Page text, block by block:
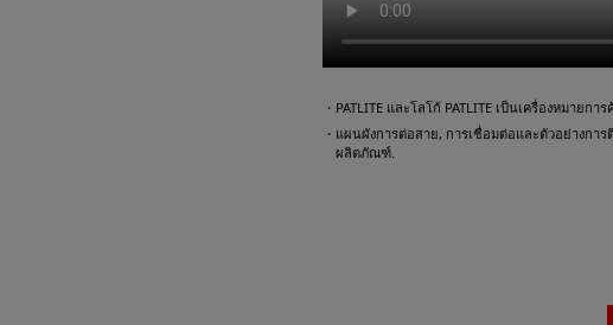
・PATLITE และโลโก้ PATLITE เป็นเครื่องหมาย
・แผนผังการต่อสาย, การเชื่อมต่อและตัวอย่างกา
ผลิตภัณฑ์.